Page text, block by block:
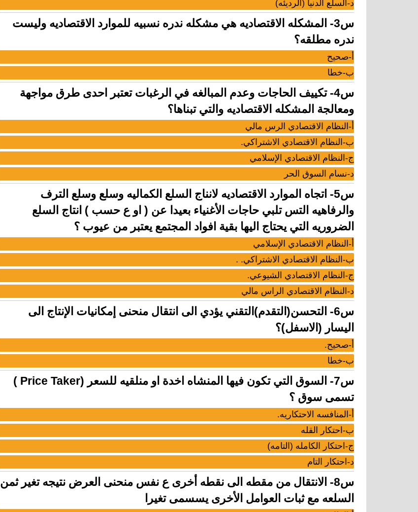
د-السلع الدنيا (الرديئه)
س3- المشكله الاقتصاديه هي مشكله ندره نسبيه للموارد الاقتصاديه وليست
ندره مطلقه؟
أ-صحيح
ب-خطا
س4- تكييف الحاجات وعدم المبالغه في الرغبات تعتبر احدى طرق مواجهة
ومعالجة المشكله الاقتصاديه والتي تبناها؟
أ-النظام الاقتصادي الرس مالي
ب-النظام الاقتصادي الاشتراكي.
ج-النظام الاقتصادي الإسلامي
د-نسام السوق الحر
س5- اتجاه الموارد الاقتصاديه لانناج السلع الكماليه وسلع وسلع الترف
والرفاهيه التس تلبي حاجات الأغنياء بعيدا عن ( او ع حسب ) انتاج السلع
الضروريه التي يحتاج اليها بقية افواد المجتمع يعتبر من عيوب ؟
أ-النظام الاقتصادي الإسلامي
ب-النظام الاقتصادي الاشتراكي. .
ج-النظام الاقتصادي الشيوعي.
د-النظام الاقتصادي الراس مالي
س6- التحسن(التقدم)التقني يؤدي الى انتقال منحنى إمكانيات الإنتاج الى
اليسار (الاسفل)؟
أ-صحيح.
ب-خطا
س7- السوق التي تكون فيها المنشاه اخدة او منلقيه للسعر (Price Taker )
تسمى سوق ؟
أ-المنافسه الاحتكاريه.
ب-احتكار القله
ج-احتكار الكامله (التامه)
د-احتكار التام
س8- الانتقال من مقطه الى نقطه أخرى ع نفس منحنى العرض نتيجه تغير ثمن
السلعه مع ثبات العوامل الأخرى يسسمى تغيرا